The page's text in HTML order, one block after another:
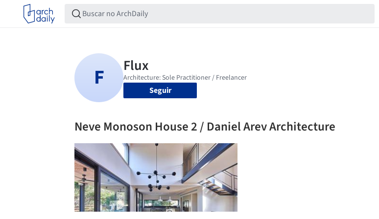
Seguir
Neve Monoson House 2 / Daniel Arev Architecture